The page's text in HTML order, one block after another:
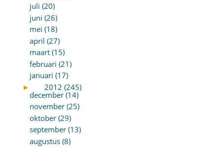
juli (20)
juni (26)
mei (18)
april (27)
maart (15)
februari (21)
januari (17)
►
2012 (245)
december (14)
november (25)
oktober (29)
september (13)
augustus (8)